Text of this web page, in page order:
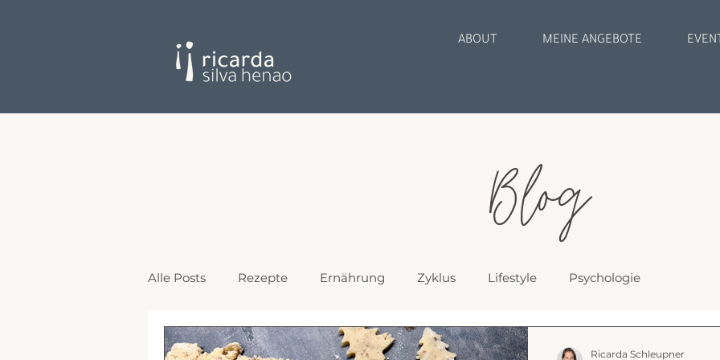
ABOUT MEINE ANGEBOTE
Blog
Alle Posts Rezepte Ernährung Zyklus Lifestyle Psychologie
Ricarda Schleupner